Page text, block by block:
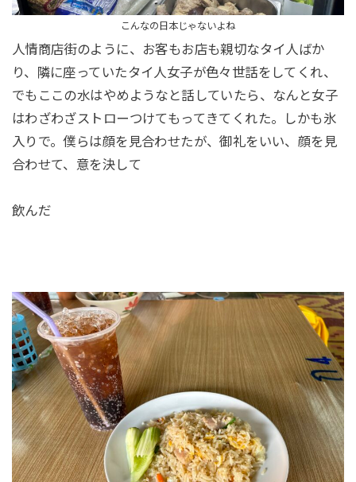
こんなの日本じゃないよね
人情商店街のように、お客もお店も親切なタイ人ばか
り、隣に座っていたタイ人女子が色々世話をしてくれ、
でもここの水はやめようなと話していたら、なんと女子
はわざわざストローつけてもってきてくれた。しかも氷
入りで。僕らは顔を見合わせたが、御礼をいい、顔を見
合わせて、意を決して
飲んだ